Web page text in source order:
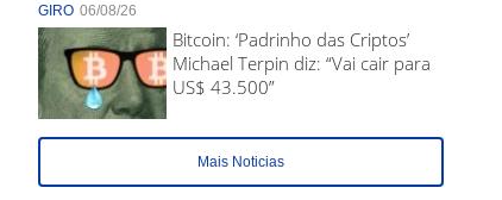
GIRO 06/08/26
Bitcoin: ‘Padrinho das Criptos’
Michael Terpin diz: “Vai cair para
US$ 43.500”
Mais Noticias